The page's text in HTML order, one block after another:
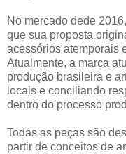
No mercado dede
que sua proposta
acessórios atemporais
Atualmente, a marca
produção brasileira e
locais e conciliando
dentro do processo
Todas as peças são
partir de conceitos de